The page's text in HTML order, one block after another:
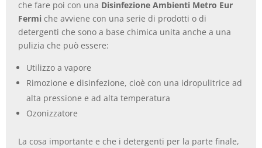
che fare poi con una Disinfezione Ambienti Metro Eur
Fermi che avviene con una serie di prodotti o di
detergenti che sono a base chimica unita anche a una
pulizia che può essere:
Utilizzo a vapore
Rimozione e disinfezione, cioè con una idropulitrice ad
alta pressione e ad alta temperatura
Ozonizzatore
La cosa importante e che i detergenti per la parte finale,